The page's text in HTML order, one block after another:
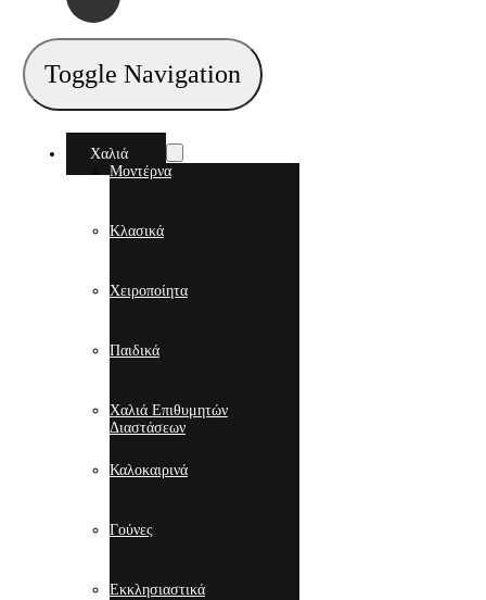
Toggle Navigation
Χαλιά
Μοντέρνα
Κλασικά
Χειροποίητα
Παιδικά
Χαλιά Επιθυμητών
Διαστάσεων
Καλοκαιρινά
Γούνες
Εκκλησιαστικά